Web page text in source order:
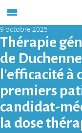
9 octobre 2025
Thérapie
de
l’efficacité à
premiers
candidat-
la dose